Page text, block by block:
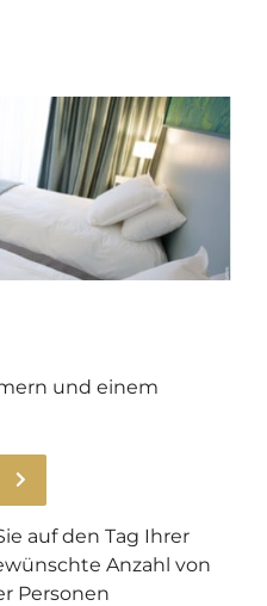
und einem
auf den Tag Ihrer
Anzahl von
Personen